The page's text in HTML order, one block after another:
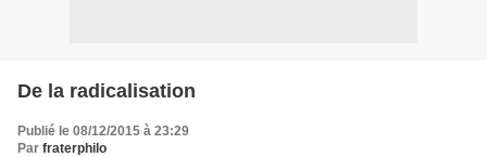
De la radicalisation
Publié le 08/12/2015 à 23:29
Par fraterphilo